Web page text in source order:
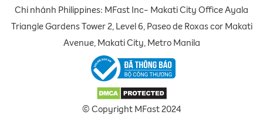
Chi nhánh Philippines: MFast Inc- Makati City Office Ayala
Triangle Gardens Tower 2, Level 6, Paseo de Roxas cor Makati
Avenue, Makati City, Metro Manila
© Copyright MFast 2024